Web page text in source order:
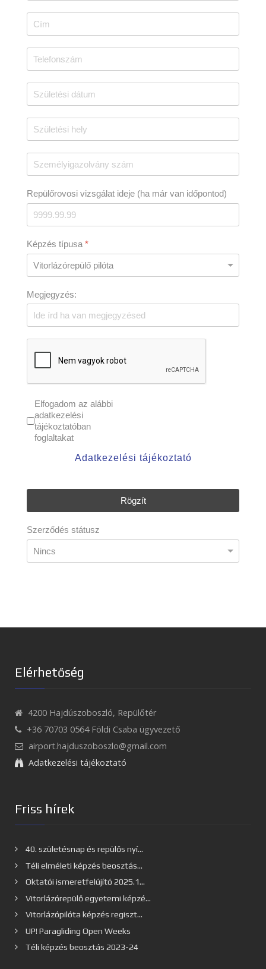
Repülőrovosi vizsgálat ideje (ha már van időpontod)
Képzés típusa *
Megjegyzés:
Elfogadom az alábbi
adatkezelési
tájékoztatóban
foglaltakat
Adatkezelési tájékoztató
Rögzít
Szerződés státusz
Elérhetőség
4200 Hajdúszoboszló, Repülőtér
+36 70703 0564 Földi Csaba ügyvezető
airport.hajduszoboszlo@gmail.com
Adatkezelési tájékoztató
Friss hírek
40. születésnap és repülős nyí...
Téli elméleti képzés beosztás...
Oktatói ismeretfelújító 2025.1...
Vitorlázórepülő egyetemi képzé...
Vitorlázópilóta képzés regiszt...
UP! Paragliding Open Weeks
Téli képzés beosztás 2023-24